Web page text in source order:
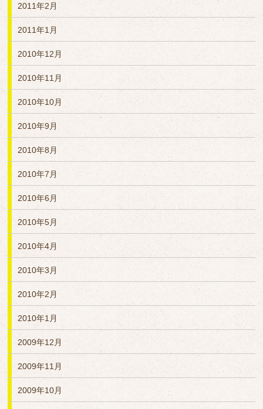
2011年2月
2011年1月
2010年12月
2010年11月
2010年10月
2010年9月
2010年8月
2010年7月
2010年6月
2010年5月
2010年4月
2010年3月
2010年2月
2010年1月
2009年12月
2009年11月
2009年10月